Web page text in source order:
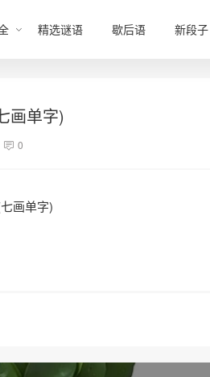
精选谜语 歇后语 新段子
画单字)
0
画单字)